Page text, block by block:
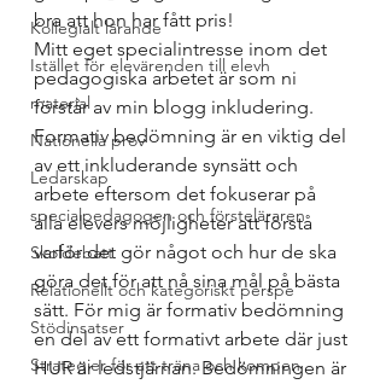
Kollegialt lärande
Istället för elevärenden till elevh
material
Nationella prov
Ledarskap
specialpedagogen och försteläraren
Skoldebatt
Relationellt och kategoriskt perspe
Stödinsatser
Strategier för att träna och kompen
bra att hon har fått pris!
Mitt eget specialintresse inom det
pedagogiska arbetet är som ni
förstår av min blogg inkludering.
Formativ bedömning är en viktig del
av ett inkluderande synsätt och
arbete eftersom det fokuserar på
alla elevers möjligheter att förstå
varför det gör något och hur de ska
göra det för att nå sina mål på bästa
sätt. För mig är formativ bedömning
en del av ett formativt arbete där just
HUR är ledstjärnan. Bedömningen är